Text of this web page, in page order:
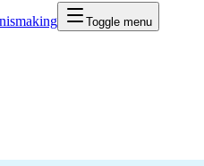
Toggle menu